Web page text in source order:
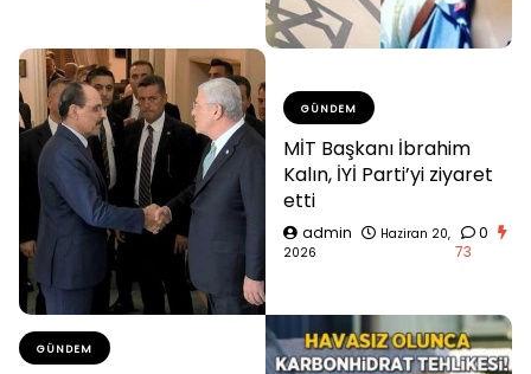
GÜNDEM
MİT Başkanı İbrahim
Kalın, İYİ Parti’yi ziyaret
etti
admin
Haziran 20,
2026
0
73
GÜNDEM